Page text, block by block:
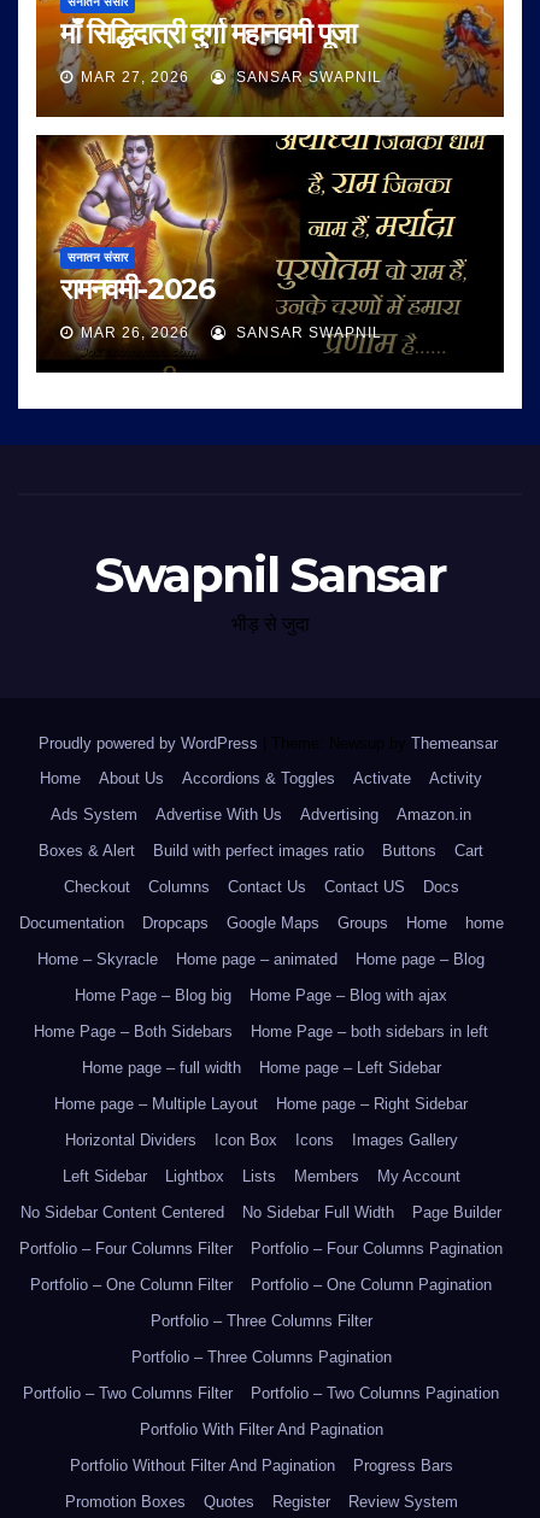
माँ सिद्धिदात्री दुर्गा महानवमी पूजा
MAR 27, 2026 SANSAR SWAPNIL
सनातन संसार
रामनवमी-2026
MAR 26, 2026 SANSAR SWAPNIL
Swapnil Sansar
भीड़ से जुदा
Proudly powered by WordPress Theme: Newsup by Themeansar.
Home
About Us Accordions & Toggles Activate
Activity
Ads System
Advertise With Us Advertising
Amazon.in
Boxes & Alert
Build with perfect images ratio Buttons
Cart
Checkout
Columns Contact Us Contact US
Docs
Documentation
Dropcaps Google Maps Groups Home
home
Home – Skyracle
Home page – animated
Home page – Blog
Home Page – Blog big
Home Page – Blog with ajax
Home Page – Both Sidebars
Home Page – both sidebars in left
Home page – full width
Home page – Left Sidebar
Home page – Multiple Layout
Home page – Right Sidebar
Horizontal Dividers
Icon Box Icons
Images Gallery
Left Sidebar
Lightbox Lists Members
My Account
No Sidebar Content Centered
No Sidebar Full Width
Page Builder
Portfolio – Four Columns Filter
Portfolio – Four Columns Pagination
Portfolio – One Column Filter
Portfolio – One Column Pagination
Portfolio – Three Columns Filter
Portfolio – Three Columns Pagination
Portfolio – Two Columns Filter
Portfolio – Two Columns Pagination
Portfolio With Filter And Pagination
Portfolio Without Filter And Pagination
Progress Bars
Promotion Boxes
Quotes Register Review System